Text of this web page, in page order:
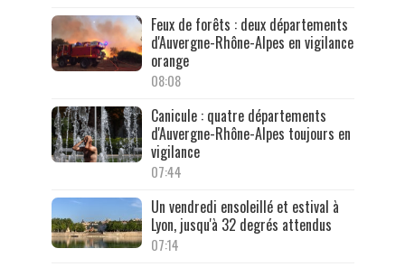
Feux de forêts : deux départements
d'Auvergne-Rhône-Alpes en vigilance
orange
08:08
Canicule : quatre départements
d'Auvergne-Rhône-Alpes toujours en
vigilance
07:44
Un vendredi ensoleillé et estival à
Lyon, jusqu'à 32 degrés attendus
07:14